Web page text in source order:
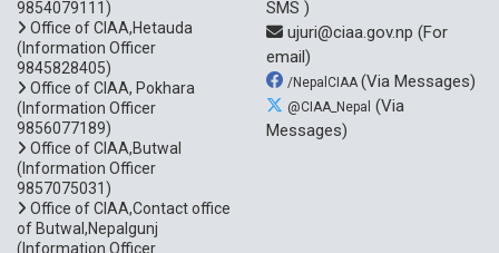
9854079111)
Office of CIAA,Hetauda
(Information Officer
9845828405)
Office of CIAA, Pokhara
(Information Officer
9856077189)
Office of CIAA,Butwal
(Information Officer
9857075031)
Office of CIAA,Contact office
of Butwal,Nepalgunj
(Information Officer
SMS )
ujuri@ciaa.gov.np (For
email)
/NepalCIAA (Via Messages)
@CIAA_Nepal (Via
Messages)